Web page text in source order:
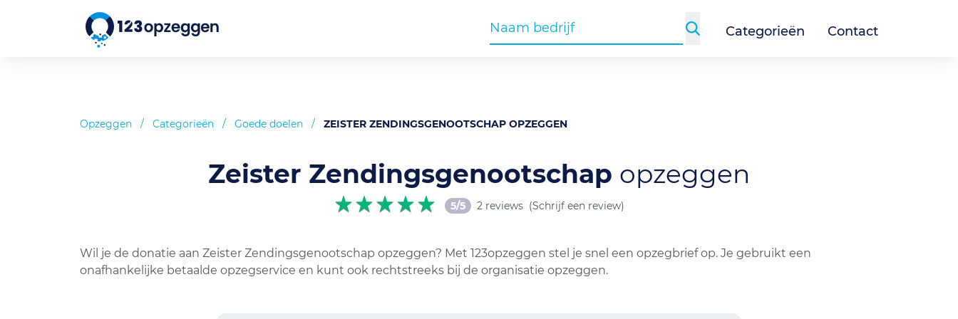
Categorieën Contact
Opzeggen / Categorieën / Goede doelen / ZEISTER ZENDINGSGENOOTSCHAP OPZEGGEN
Zeister Zendingsgenootschap opzeggen
5/5 2 reviews (Schrijf een review)
Wil je de donatie aan Zeister Zendingsgenootschap opzeggen? Met 123opzeggen stel je snel een opzegbrief op. Je gebruikt een
onafhankelijke betaalde opzegservice en kunt ook rechtstreeks bij de organisatie opzeggen.